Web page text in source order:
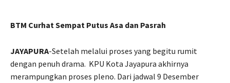
BTM Curhat Sempat Putus Asa dan Pasrah
JAYAPURA-Setelah melalui proses yang begitu rumit
dengan penuh drama. KPU Kota Jayapura akhirnya
merampungkan proses pleno. Dari jadwal 9 Desember